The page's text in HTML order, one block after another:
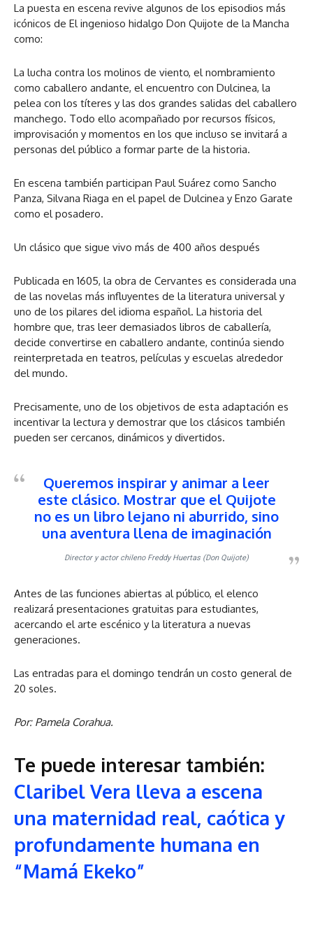
La puesta en escena revive algunos de los episodios más
icónicos de El ingenioso hidalgo Don Quijote de la Mancha
como:
La lucha contra los molinos de viento, el nombramiento
como caballero andante, el encuentro con Dulcinea, la
pelea con los títeres y las dos grandes salidas del caballero
manchego. Todo ello acompañado por recursos físicos,
improvisación y momentos en los que incluso se invitará a
personas del público a formar parte de la historia.
En escena también participan Paul Suárez como Sancho
Panza, Silvana Riaga en el papel de Dulcinea y Enzo Garate
como el posadero.
Un clásico que sigue vivo más de 400 años después
Publicada en 1605, la obra de Cervantes es considerada una
de las novelas más influyentes de la literatura universal y
uno de los pilares del idioma español. La historia del
hombre que, tras leer demasiados libros de caballería,
decide convertirse en caballero andante, continúa siendo
reinterpretada en teatros, películas y escuelas alrededor
del mundo.
Precisamente, uno de los objetivos de esta adaptación es
incentivar la lectura y demostrar que los clásicos también
pueden ser cercanos, dinámicos y divertidos.
Queremos inspirar y animar a leer
este clásico. Mostrar que el Quijote
no es un libro lejano ni aburrido, sino
una aventura llena de imaginación
Director y actor chileno Freddy Huertas (Don Quijote)
Antes de las funciones abiertas al público, el elenco
realizará presentaciones gratuitas para estudiantes,
acercando el arte escénico y la literatura a nuevas
generaciones.
Las entradas para el domingo tendrán un costo general de
20 soles.
Por: Pamela Corahua.
Te puede interesar también:
Claribel Vera lleva a escena
una maternidad real, caótica y
profundamente humana en
“Mamá Ekeko”